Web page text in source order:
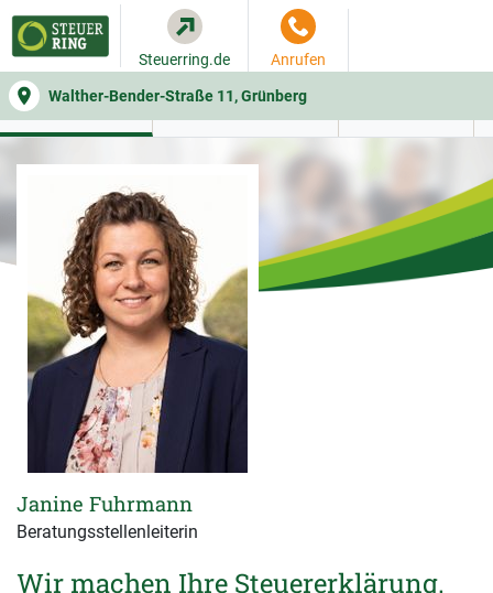
Walther-Bender-Straße 11, Grünberg
Steuerring.de Anrufen
WER SIE BERÄT BEITRAGSRECHNER
Wir machen Ihre Steuererklärung.
Janine Fuhrmann
Beratungsstellenleiterin